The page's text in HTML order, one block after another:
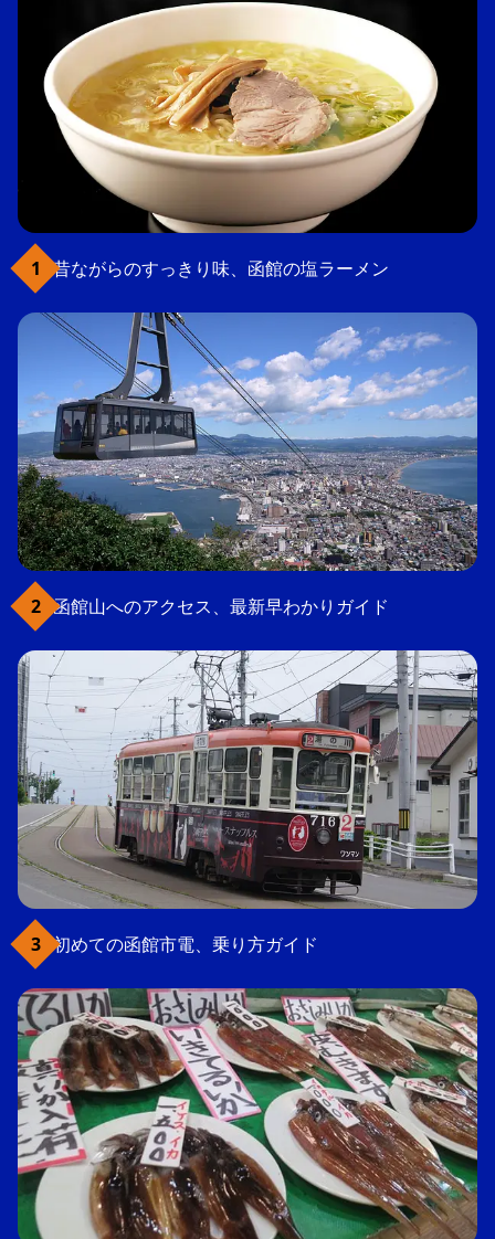
昔ながらのすっきり味、函館の塩ラーメン
函館山へのアクセス、最新早わかりガイド
初めての函館市電、乗り方ガイド